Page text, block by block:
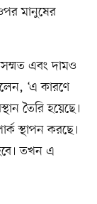
মানুষের
এবং দামও
‘এ কারণে
তৈরি হয়েছে।
স্থাপন করছে।
তখন এ